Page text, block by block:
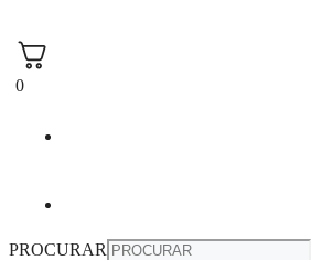
0
PROCURAR